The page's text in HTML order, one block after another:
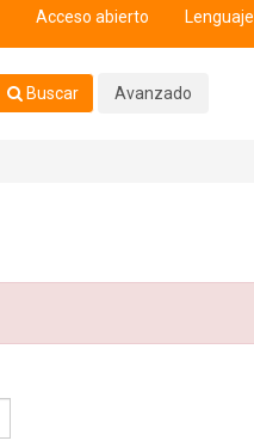
Acceso abierto Lenguaje
Buscar Avanzado